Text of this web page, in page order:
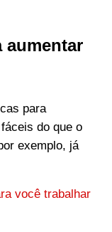
aumentar
para
do que o
exemplo, já
você trabalhar